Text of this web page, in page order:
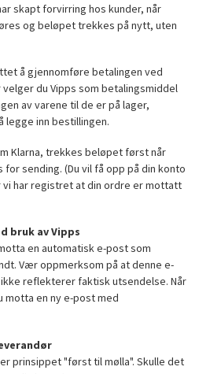
skapt forvirring hos kunder, når
og beløpet trekkes på nytt, uten
å gjennomføre betalingen ved
du Vipps som betalingsmiddel
av varene til de er på lager,
legge inn bestillingen.
Klarna, trekkes beløpet først når
sending. (Du vil få opp på din konto
vi har registret at din ordre er mottatt
bruk av Vipps
en automatisk e-post som
Vær oppmerksom på at denne e-
reflekterer faktisk utsendelse. Når
en ny e-post med
prinsippet "først til mølla". Skulle det